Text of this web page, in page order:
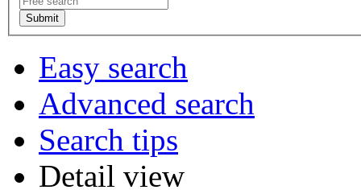
Easy search
Advanced search
Search tips
Detail view